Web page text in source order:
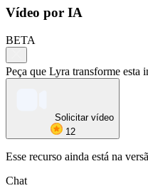
Vídeo por IA
BETA
Peça que Lyra transforme esta
Solicitar vídeo
12
Esse recurso ainda está na
Chat